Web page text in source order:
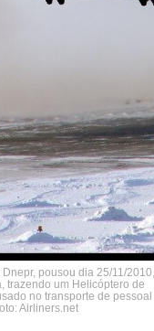
pousou dia 25/11/2010,
trazendo um Helicóptero de
no transporte de pessoal
Airliners.net